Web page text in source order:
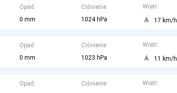
Opad:
0 mm
Ciśnienie:
1024 hPa
Wiatr:
17 km/h
Opad:
0 mm
Ciśnienie:
1023 hPa
Wiatr:
11 km/h
Opad:
Ciśnienie:
Wiatr: